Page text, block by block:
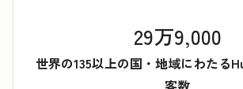
29万9,000
世界の135以上の国・地域にわたる